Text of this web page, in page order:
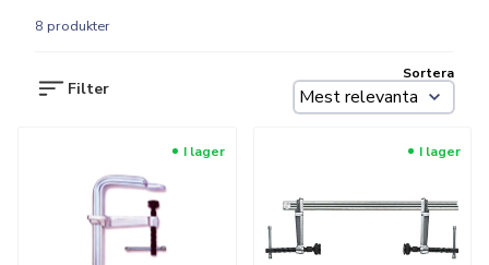
8 produkter
Sortera
Filter
I lager I lager